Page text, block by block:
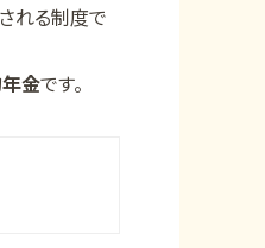
れる制度で
金です。